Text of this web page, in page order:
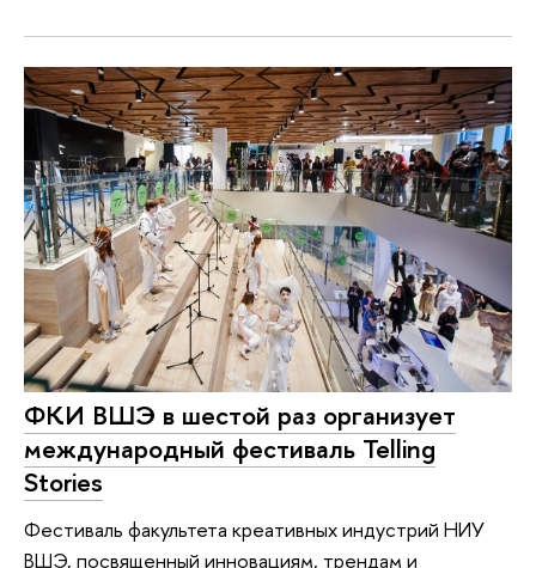
ФКИ ВШЭ в шестой раз организует
международный фестиваль Telling
Stories
Фестиваль факультета креативных индустрий НИУ
ВШЭ, посвященный инновациям, трендам и